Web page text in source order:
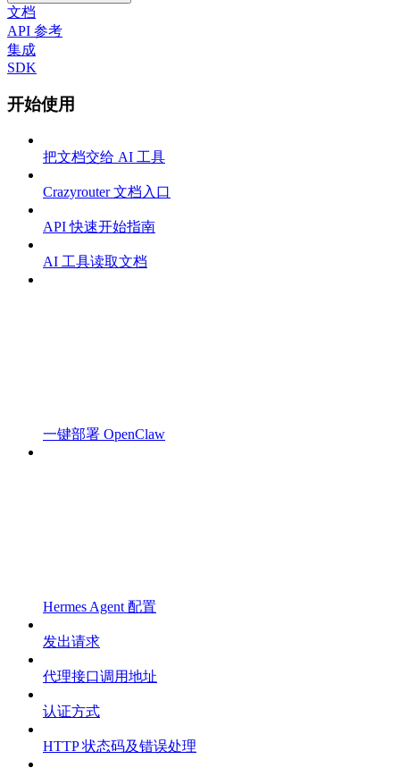
文档
API 参考
集成
SDK
开始使用
把文档交给 AI 工具
Crazyrouter 文档入口
API 快速开始指南
AI 工具读取文档
一键部署 OpenClaw
Hermes Agent 配置
发出请求
代理接口调用地址
认证方式
HTTP 状态码及错误处理